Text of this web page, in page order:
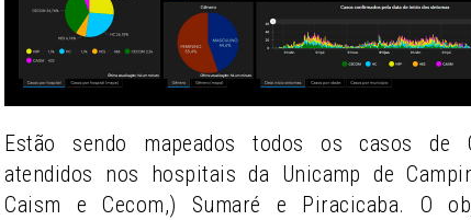
Estão sendo mapeados todos os casos de
atendidos nos hospitais da Unicamp de
Caism e Cecom,) Sumaré e Piracicaba. O